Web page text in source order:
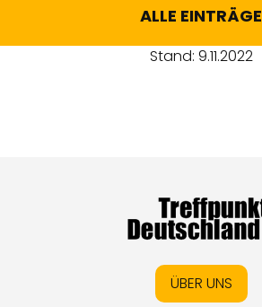
ALLE EINTRÄGE
Stand: 9.11.2022
ÜBER UNS